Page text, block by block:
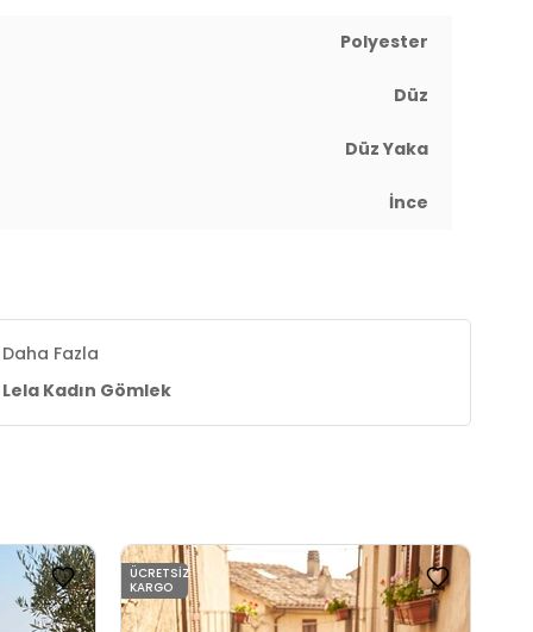
Polyester
Düz
Düz Yaka
İnce
Daha Fazla
Lela Kadın Gömlek
ÜCRETSIZ
KARGO